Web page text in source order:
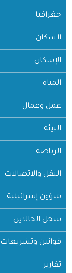
جغرافيا
السكان
الإسكان
المياه
عمل وعمال
البيئة
الرياضة
النقل والاتصالات
شؤون إسرائيلية
سجل الخالدين
قوانين وتشريعات
تقارير